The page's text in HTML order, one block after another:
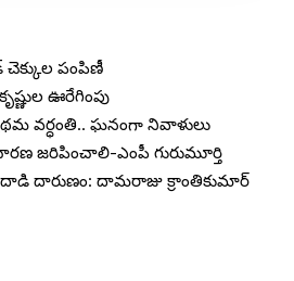
చెక్కుల పంపిణీ
ఊరేగింపు
వర్ధంతి.. ఘనంగా నివాళులు
జరిపించాలి-ఎంపీ గురుమూర్తి
దారుణం: దామరాజు క్రాంతికుమార్